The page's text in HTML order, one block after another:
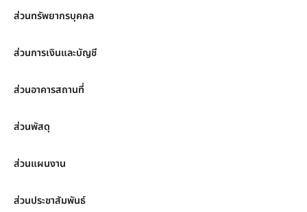
ส่วนทรัพยากรบุคคล
ส่วนการเงินและบัญชี
ส่วนอาคารสถานที่
ส่วนพัสดุ
ส่วนแผนงาน
ส่วนประชาสัมพันธ์